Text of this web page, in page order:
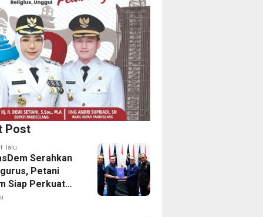
Post
lalu
Serahkan
Petani
Siap Perkuat
Pangan